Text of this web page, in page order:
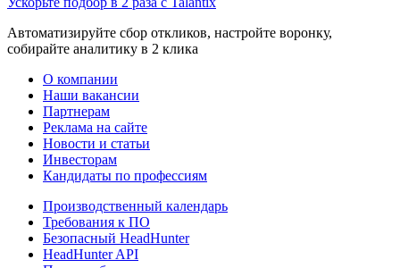
Автоматизируйте сбор откликов, настройте воронку,
собирайте аналитику в 2 клика
О компании
Наши вакансии
Партнерам
Реклама на сайте
Новости и статьи
Инвесторам
Кандидаты по профессиям
Производственный календарь
Требования к ПО
Безопасный HeadHunter
HeadHunter API